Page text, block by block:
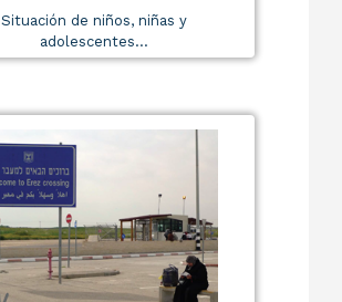
Situación de niños, niñas y
adolescentes...